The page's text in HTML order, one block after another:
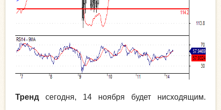
Тренд сегодня, 14 ноября будет нисходящим.